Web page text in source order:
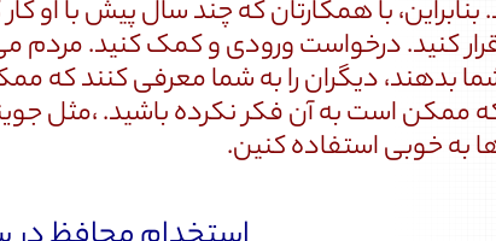
با همکارتان که چند سال پیش با او
کنید. درخواست ورودی و کمک کنید. مردم
بدهند، دیگران را به شما معرفی کنند
ممکن است به آن فکر نکرده باشید. ،مثل
به خوبی استفاده کنین.